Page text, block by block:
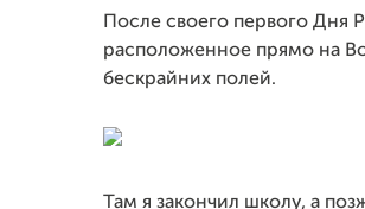
После своего первого Дня
расположенное прямо на
бескрайних полей.
Там я закончил школу, а